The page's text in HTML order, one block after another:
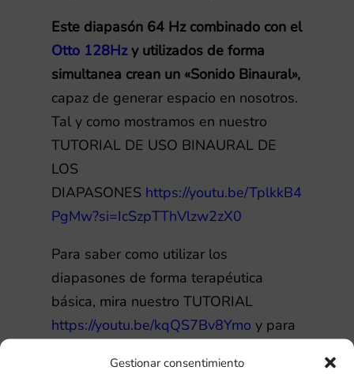
Gestionar consentimiento
Este diapasón 64 Hz combinado con el
Otto 128Hzy utilizados de forma
simultanea crean un «Sonido Binaural»,
capaz de generar espacio en nosotros.
Tal y como mostramos en nuestro
TUTORIAL DE USO BINAURAL DE
LOS
DIAPASONES https://youtu.be/TplkkB4
PgMw?si=IcSzpTThVlzw2zX0
Para saber como utilizar los
diapasones de forma terapéutica
básica, mira nuestro TUTORIAL
https://youtu.be/kqQS7Bv8Ymo y para